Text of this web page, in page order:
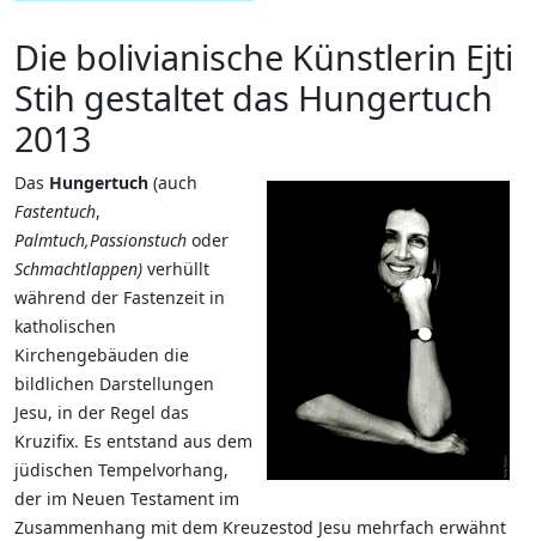
Die bolivianische Künstlerin Ejti
Stih gestaltet das Hungertuch
2013
Das Hungertuch (auch
Fastentuch,
Palmtuch,Passionstuch oder
Schmachtlappen) verhüllt
während der Fastenzeit in
katholischen
Kirchengebäuden die
bildlichen Darstellungen
Jesu, in der Regel das
Kruzifix. Es entstand aus dem
jüdischen Tempelvorhang,
der im Neuen Testament im
Zusammenhang mit dem Kreuzestod Jesu mehrfach erwähnt